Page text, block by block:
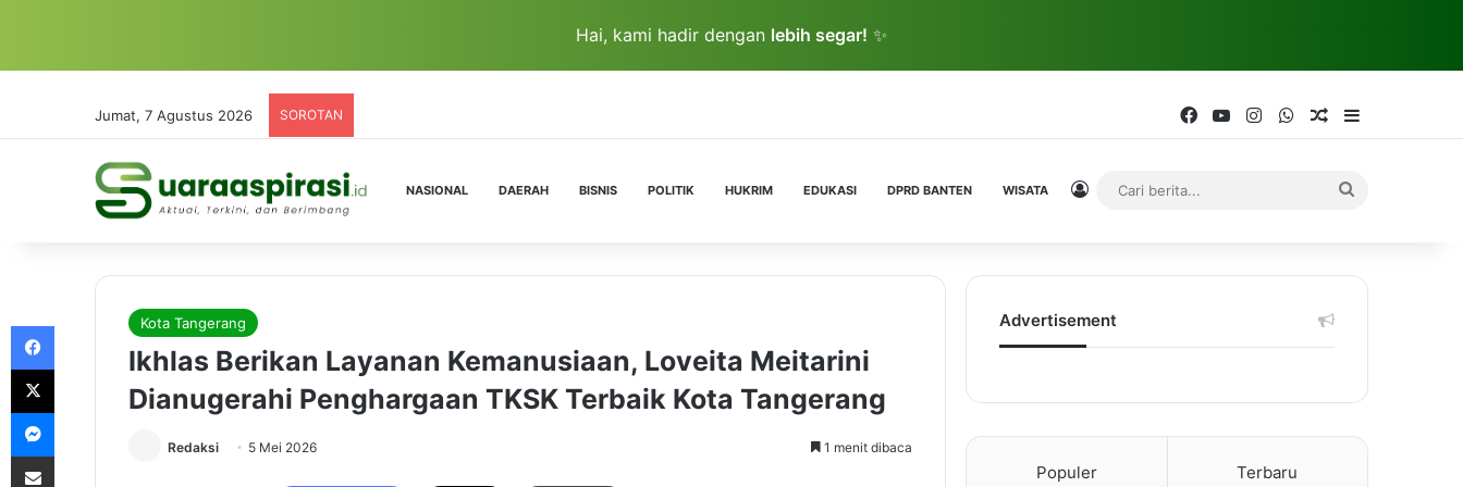
Hai, kami hadir dengan lebih segar! ✨
Jumat, 7 Agustus 2026 SOROTAN FacebookYouTubeInstagramWhatsAppRandom Article
NASIONAL DAERAH BISNIS POLITIK HUKRIM EDUKASI DPRD BANTEN WISATA Log In
Kota Tangerang
Ikhlas Berikan Layanan Kemanusiaan, Loveita Meitarini
Dianugerahi Penghargaan TKSK Terbaik Kota Tangerang
Redaksi 5 Mei 2026 1 menit dibaca
Advertisement
Populer Terbaru
Messenger